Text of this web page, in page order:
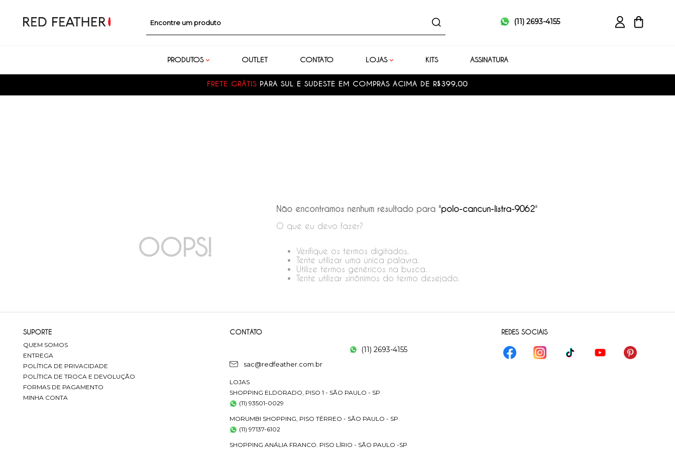
(11) 2693-4155
PRODUTOS OUTLET CONTATO LOJAS KITS ASSINATURA
FRETE GRÁTIS PARA SUL E SUDESTE EM COMPRAS ACIMA DE R$399,00
OOPS!
Não encontramos nenhum resultado para "polo-cancun-listra-9062"
O que eu devo fazer?
Verifique os termos digitados.
Tente utilizar uma única palavra.
Utilize termos genéricos na busca.
Tente utilizar sinônimos do termo desejado.
SUPORTE
QUEM SOMOS
ENTREGA
POLÍTICA DE PRIVACIDADE
POLÍTICA DE TROCA E DEVOLUÇÃO
FORMAS DE PAGAMENTO
MINHA CONTA
CONTATO
(11) 2693-4155
sac@redfeather.com.br
LOJAS
SHOPPING ELDORADO, PISO 1 - SÃO PAULO - SP
(11) 93501-0029
MORUMBI SHOPPING, PISO TÉRREO - SÃO PAULO - SP
(11) 97137-6102
SHOPPING ANÁLIA FRANCO. PISO LÍRIO - SÃO PAULO -SP
REDES SOCIAIS